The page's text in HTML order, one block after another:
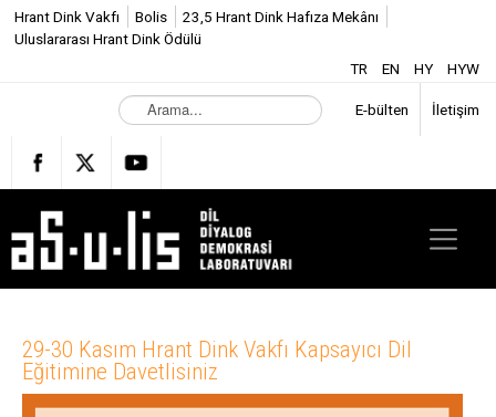
Hrant Dink Vakfı Bolis
23,5 Hrant Dink Hafıza Mekânı
Uluslararası Hrant Dink Ödülü
TR
EN HY HYW
A
r
m
a
.
E-bülten İletişim
29-30 Kasım Hrant Dink Vakfı Kapsayıcı Dil
Eğitimine Davetlisiniz